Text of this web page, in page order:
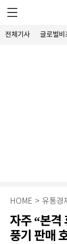
전체기사 글로벌비
HOME > 유통경
자주 “본격
풍기 판매